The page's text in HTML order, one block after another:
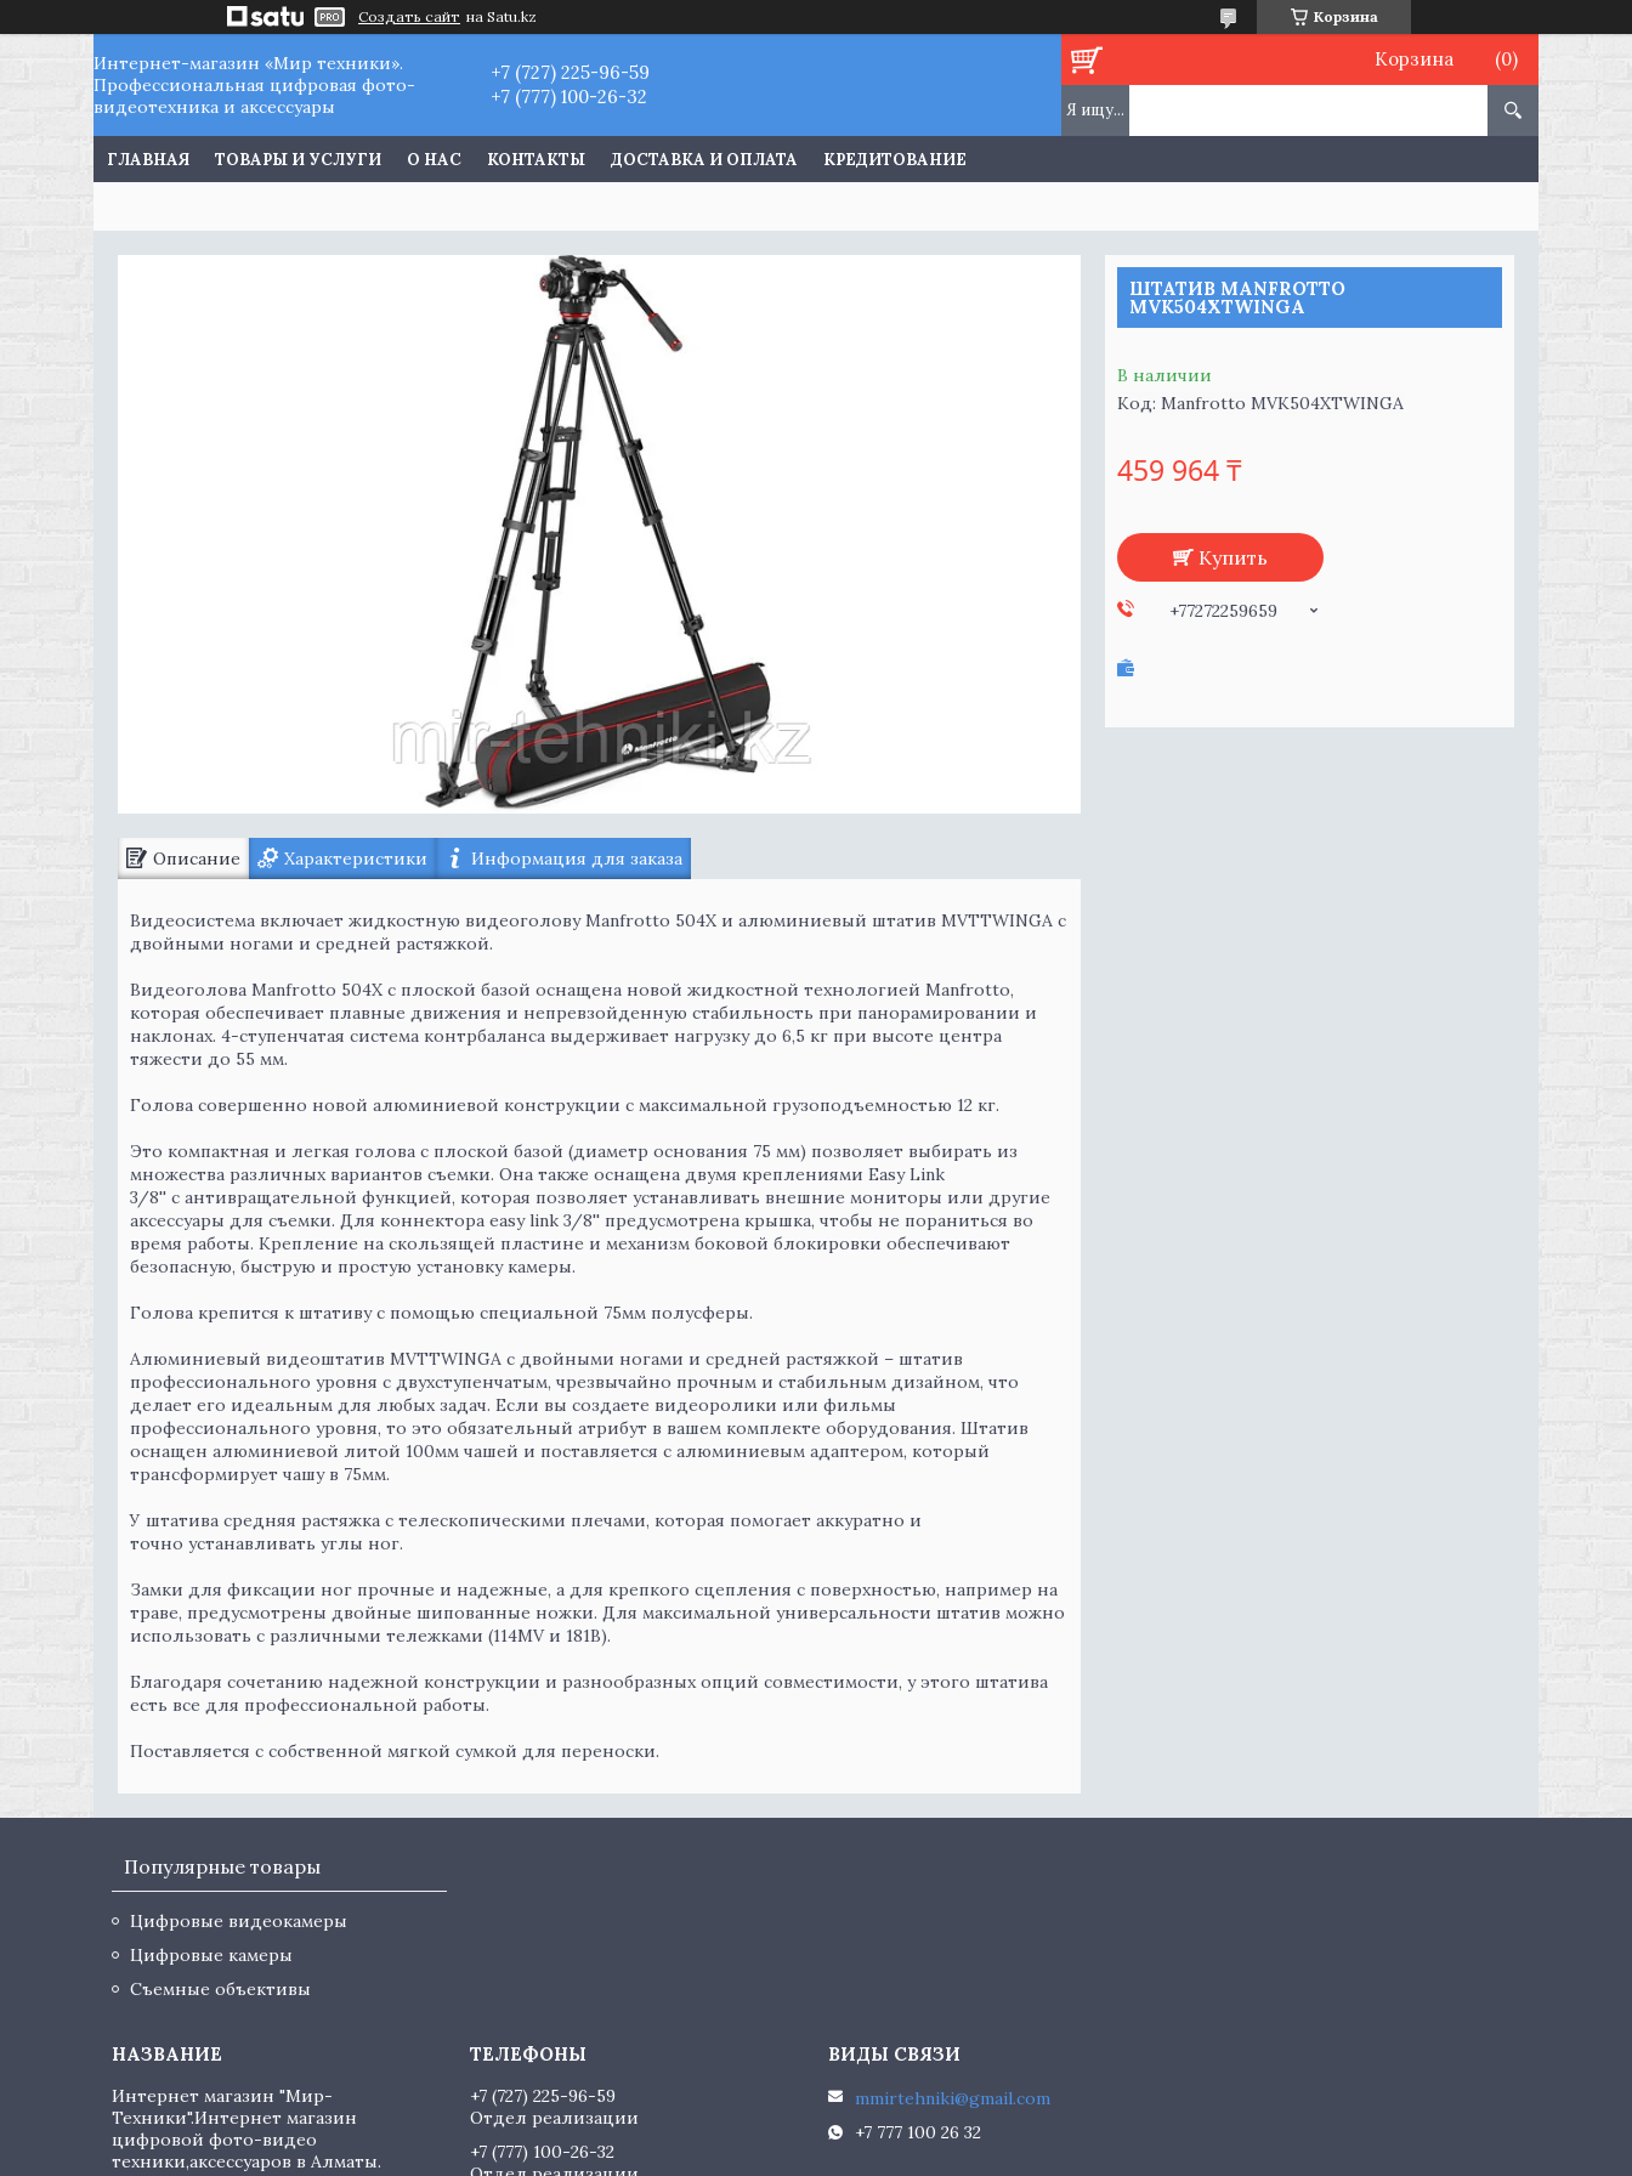
Создать сайт на Satu.kz Корзина
Интернет-магазин «Мир техники».
Профессиональная цифровая фото-
видеотехника и аксессуары
+7 (727) 225-96-59
+7 (777) 100-26-32
Корзина
ГЛАВНАЯ ТОВАРЫ И УСЛУГИ О НАС КОНТАКТЫ ДОСТАВКА И ОПЛАТА КРЕДИТОВАНИЕ
Описание Характеристики Информация для заказа
Видеосистема включает жидкостную видеоголову Manfrotto 504X и алюминиевый штатив MVTTWINGA с
двойными ногами и средней растяжкой.
Видеоголова Manfrotto 504X с плоской базой оснащена новой жидкостной технологией Manfrotto,
которая обеспечивает плавные движения и непревзойденную стабильность при панорамировании и
наклонах. 4-ступенчатая система контрбаланса выдерживает нагрузку до 6,5 кг при высоте центра
тяжести до 55 мм.
Голова совершенно новой алюминиевой конструкции с максимальной грузоподъемностью 12 кг.
Это компактная и легкая голова с плоской базой (диаметр основания 75 мм) позволяет выбирать из
множества различных вариантов съемки. Она также оснащена двумя креплениями Easy Link
3/8'' с антивращательной функцией, которая позволяет устанавливать внешние мониторы или другие
аксессуары для съемки. Для коннектора easy link 3/8'' предусмотрена крышка, чтобы не пораниться во
время работы. Крепление на скользящей пластине и механизм боковой блокировки обеспечивают
безопасную, быструю и простую установку камеры.
Голова крепится к штативу с помощью специальной 75мм полусферы.
Алюминиевый видеоштатив MVTTWINGA с двойными ногами и средней растяжкой – штатив
профессионального уровня с двухступенчатым, чрезвычайно прочным и стабильным дизайном, что
делает его идеальным для любых задач. Если вы создаете видеоролики или фильмы
профессионального уровня, то это обязательный атрибут в вашем комплекте оборудования. Штатив
оснащен алюминиевой литой 100мм чашей и поставляется с алюминиевым адаптером, который
трансформирует чашу в 75мм.
У штатива средняя растяжка с телескопическими плечами, которая помогает аккуратно и
точно устанавливать углы ног.
Замки для фиксации ног прочные и надежные, а для крепкого сцепления с поверхностью, например на
траве, предусмотрены двойные шипованные ножки. Для максимальной универсальности штатив можно
использовать с различными тележками (114MV и 181B).
Благодаря сочетанию надежной конструкции и разнообразных опций совместимости, у этого штатива
есть все для профессиональной работы.
Поставляется с собственной мягкой сумкой для переноски.
ШТАТИВ MANFROTTO
MVK504XTWINGA
В наличии
Код: Manfrotto MVK504XTWINGA
459 964 ₸
Купить
+77272259659
Популярные товары
Цифровые видеокамеры
Цифровые камеры
Съемные объективы
Интернет магазин "Мир-
Техники".Интернет магазин
цифровой фото-видео
техники,аксессуаров в Алматы.
+7 (727) 225-96-59
Отдел реализации
+7 (777) 100-26-32
mmirtehniki@gmail.com
+7 777 100 26 32